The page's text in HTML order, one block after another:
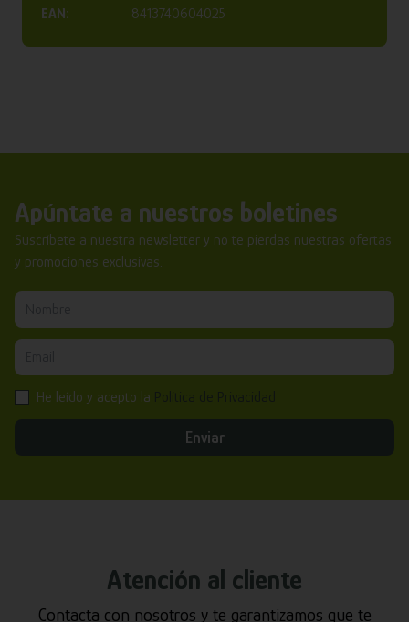
EAN: 8413740604025
Apúntate a nuestros boletines
Suscríbete a nuestra newsletter y no te pierdas nuestras ofertas
y promociones exclusivas.
He leído y acepto la
Enviar
Atención al cliente
Contacta con nosotros y te garantizamos que te